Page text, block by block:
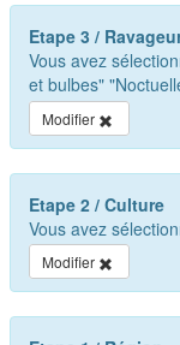
Etape 3 /
Vous avez
et bulbes"
Modifier
Etape 2 / Culture
Vous avez
Modifier